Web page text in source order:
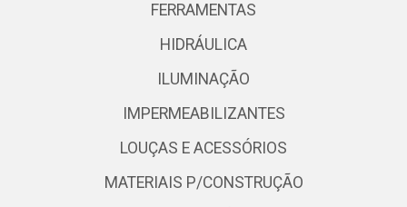
FERRAMENTAS
HIDRÁULICA
ILUMINAÇÃO
IMPERMEABILIZANTES
LOUÇAS E ACESSÓRIOS
MATERIAIS P/CONSTRUÇÃO